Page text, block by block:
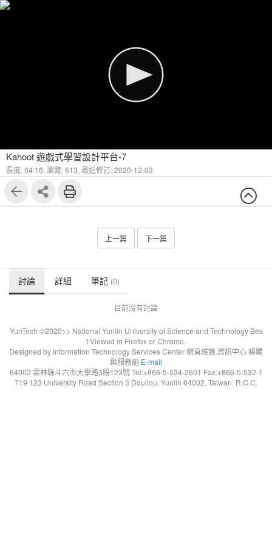
Kahoot 遊戲式學習設計平台-7
長度: 04:16, 瀏覽: 613, 最近修訂: 2020-12-03
上一篇 下一篇
討論 詳細 筆記 (0)
目前沒有討論
YunTech ©2020>> National Yunlin University of Science and Technology Bes
t Viewed in Firefox or Chrome.
Designed by Information Technology Services Center 網頁維護.資訊中心 媒體
與服務組 E-mail
64002 雲林縣斗六市大學路3段123號 Tel:+866-5-534-2601 Fax:+866-5-532-1
719 123 University Road Section 3 Douliou. Yunlin 64002. Taiwan. R.O.C.